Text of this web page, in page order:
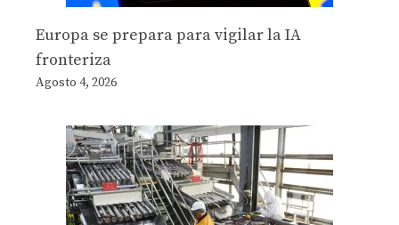
Europa se prepara para vigilar la IA
fronteriza
Agosto 4, 2026